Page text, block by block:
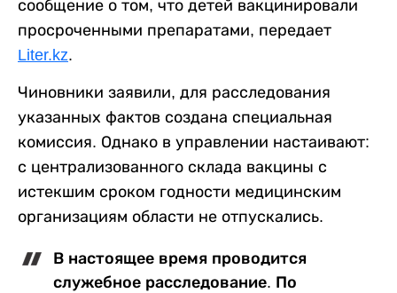
сообщение о том, что детей вакцинировали
просроченными препаратами, передает
Liter.kz.
Чиновники заявили, для расследования
указанных фактов создана специальная
комиссия. Однако в управлении настаивают:
с централизованного склада вакцины с
истекшим сроком годности медицинским
организациям области не отпускались.
В настоящее время проводится
служебное расследование. По